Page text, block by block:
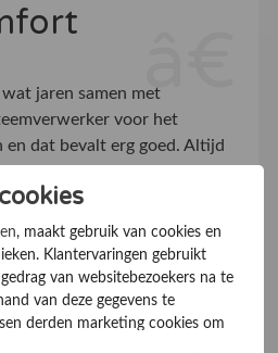
jaren samen met
voor het
en dat bevalt erg goed. Altijd
10
9.0
8.5
, maakt gebruik van cookies en
Klantervaringen gebruikt
van websitebezoekers na te
van deze gegevens te
derden marketing cookies om